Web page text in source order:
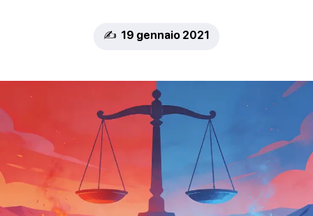
✍️ 19 gennaio 2021